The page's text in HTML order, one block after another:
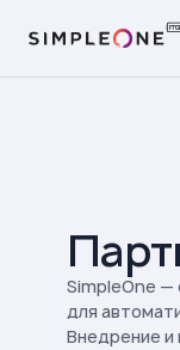
SimpleOne —
для
Внедрение и